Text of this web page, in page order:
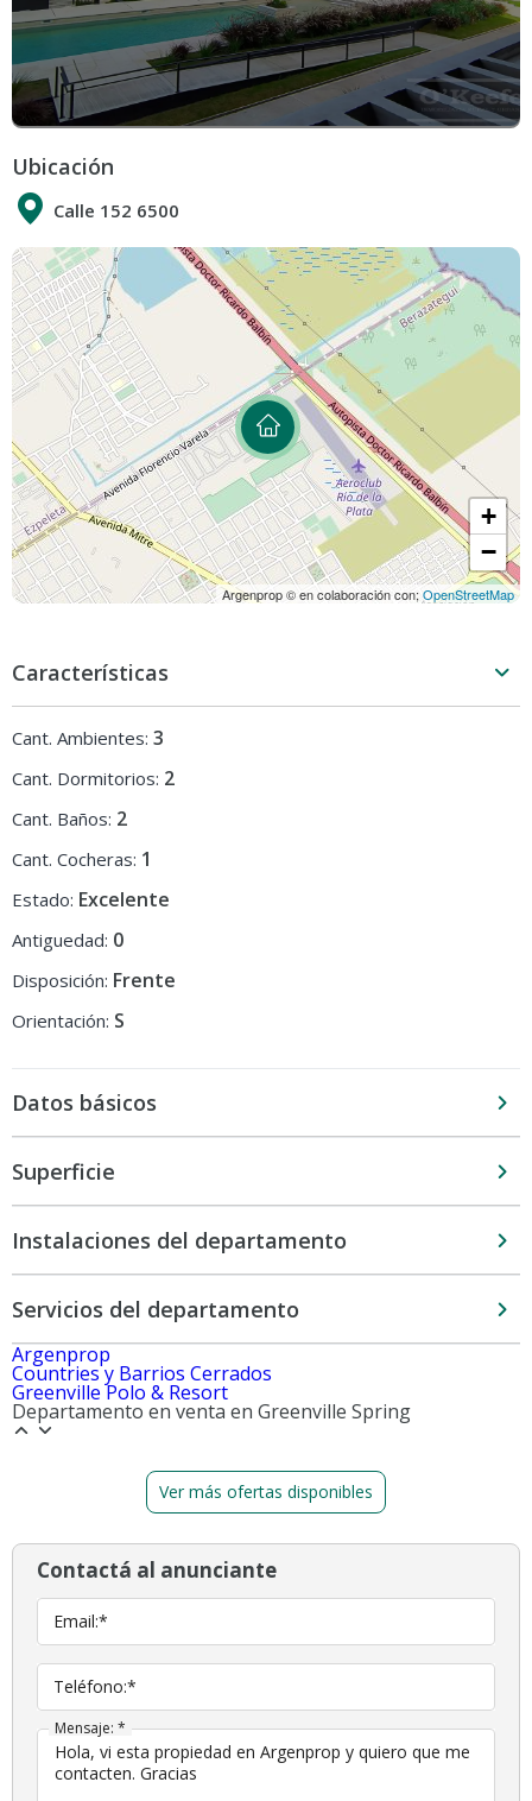
Ubicación
Calle 152 6500
+
−
Argenprop © en colaboración con;OpenStreetMap
Características
Cant. Ambientes: 3
Cant. Dormitorios: 2
Cant. Baños: 2
Cant. Cocheras: 1
Estado: Excelente
Antiguedad: 0
Disposición: Frente
Orientación: S
Datos básicos
Superficie
Instalaciones del departamento
Servicios del departamento
Argenprop
Countries y Barrios Cerrados
Greenville Polo & Resort
Departamento en venta en Greenville Spring
Ver más ofertas disponibles
Contactá al anunciante
Email:*
Teléfono:*
Mensaje: *